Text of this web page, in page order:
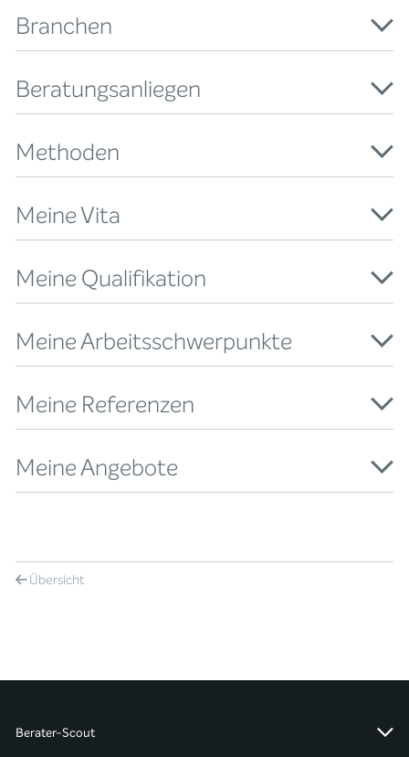
Branchen
Beratungsanliegen
Methoden
Meine Vita
Meine Qualifikation
Meine Arbeitsschwerpunkte
Meine Referenzen
Meine Angebote
Übersicht
Berater-Scout